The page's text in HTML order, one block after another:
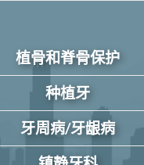
植骨和脊骨保护
种植牙
牙周病/牙龈病